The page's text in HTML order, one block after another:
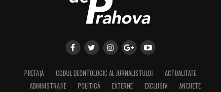
PREFAȚĂ CODUL DEONTOLOGIC AL JURNALISTULUI
ACTUALITATE
ADMINISTRAȚIE
POLITICĂ EXTERNE EXCLUSIV
ANCHETE